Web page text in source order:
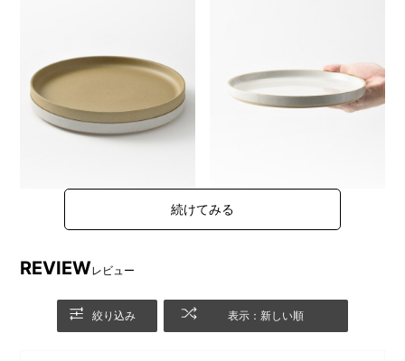
同サイズでスタッキングが可
能なので、収納のスペースを
サイズ感
REVIEWレビュー
絞り込み 表示：新しい順